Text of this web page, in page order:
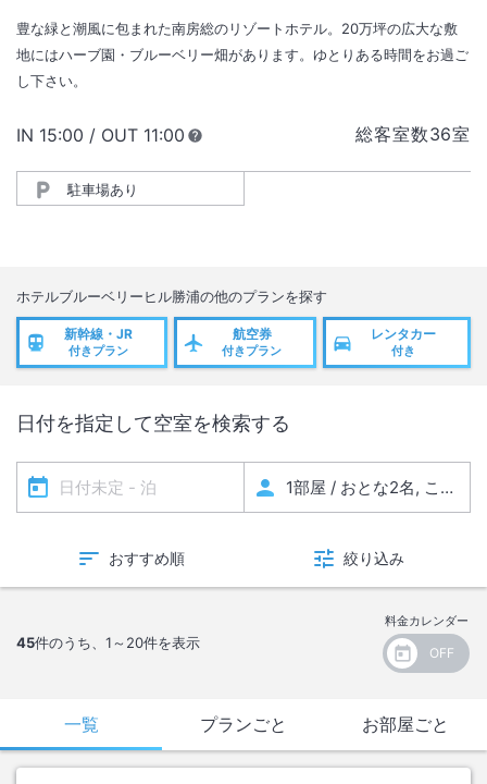
豊な緑と潮風に包まれた南房総のリゾートホテル。20万坪の広大な敷
地にはハーブ園・ブルーベリー畑があります。ゆとりある時間をお過ご
し下さい。
総客室数36室
IN チェックイン
15:00 / OUT チェックアウト
11:00
駐車場あり
ホテルブルーベリーヒル勝浦の他のプランを探す
新幹線・JR
付きプラン
航空券
付きプラン
レンタカー
付き
日付を指定して空室を検索する
おすすめ順 絞り込み
45件のうち、 1～20件を表示
料金カレンダー
一覧 プランごと お部屋ごと